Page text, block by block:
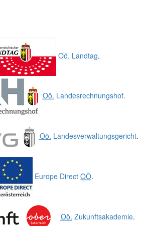
Oö. Landtag.
Oö. Landesrechnungshof.
Oö. Landesverwaltungsgericht.
Europe Direct OÖ.
Oö. Zukunftsakademie.